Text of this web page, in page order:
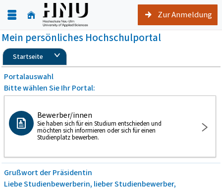
Zur Anmeldung
Mein persönliches Hochschulportal
Startseite
Portalauswahl
Bitte wählen Sie Ihr Portal:
Bewerber/innen
Sie haben sich für ein Studium entschieden und
möchten sich informieren oder sich für einen
Studienplatz bewerben.
Grußwort der Präsidentin
Liebe Studienbewerberin, lieber Studienbewerber,